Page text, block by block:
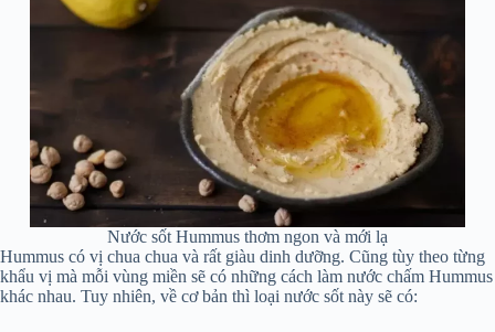
Nước sốt Hummus thơm ngon và mới lạ
Hummus có vị chua chua và rất giàu dinh dưỡng. Cũng tùy theo từng
khẩu vị mà mỗi vùng miền sẽ có những cách làm nước chấm Hummus
khác nhau. Tuy nhiên, về cơ bản thì loại nước sốt này sẽ có: